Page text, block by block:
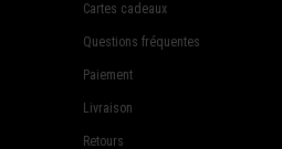
Cartes cadeaux
Questions fréquentes
Paiement
Livraison
Retours